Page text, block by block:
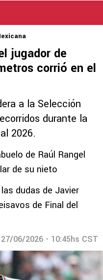
jugador de
corrió en el
a la Selección
durante la
2026.
de Raúl Rangel
de su nieto
dudas de Javier
de Final del
27/06/2026 - 10:45hs CST